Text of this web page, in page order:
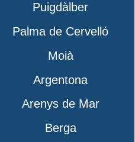
Puigdàlber
Palma de Cervelló
Moià
Argentona
Arenys de Mar
Berga